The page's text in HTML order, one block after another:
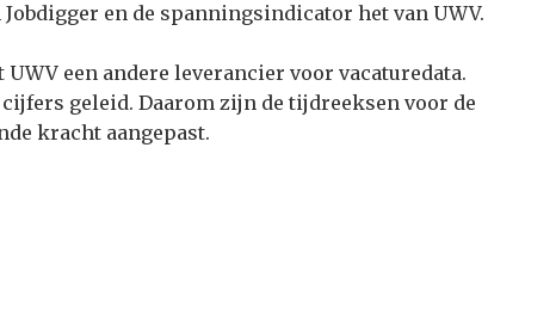
en de spanningsindicator het van UWV.
UWV een andere leverancier voor vacaturedata.
geleid. Daarom zijn de tijdreeksen voor de
kracht aangepast.